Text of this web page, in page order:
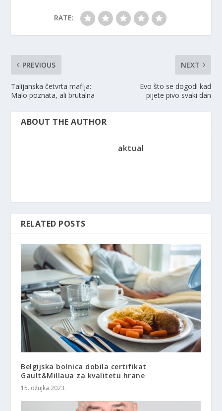
RATE:
PREVIOUS
Talijanska četvrta mafija:
Malo poznata, ali brutalna
NEXT
Evo što se dogodi kad
pijete pivo svaki dan
ABOUT THE AUTHOR
aktual
RELATED POSTS
Belgijska bolnica dobila certifikat
Gault&Millaua za kvalitetu hrane
15. ožujka 2023.